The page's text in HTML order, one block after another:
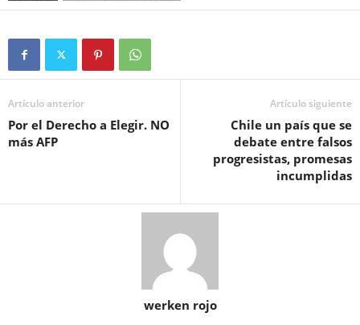
Artículo anterior
Por el Derecho a Elegir. NO
más AFP
Artículo siguiente
Chile un país que se
debate entre falsos
progresistas, promesas
incumplidas
werken rojo